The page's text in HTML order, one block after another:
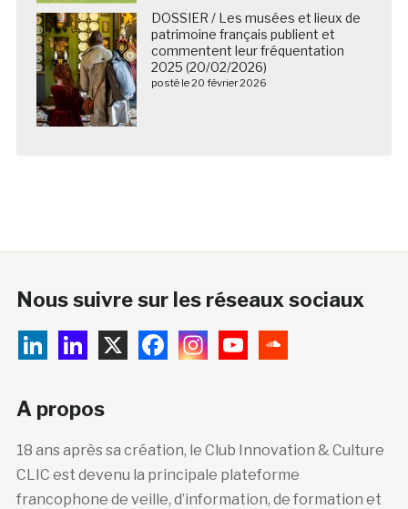
DOSSIER / Les musées et lieux de
patrimoine français publient et
commentent leur fréquentation
2025 (20/02/2026)
posté le 20 février 2026
Nous suivre sur les réseaux sociaux
A propos
18 ans après sa création, le Club Innovation & Culture
CLIC est devenu la principale plateforme
francophone de veille, d’information, de formation et